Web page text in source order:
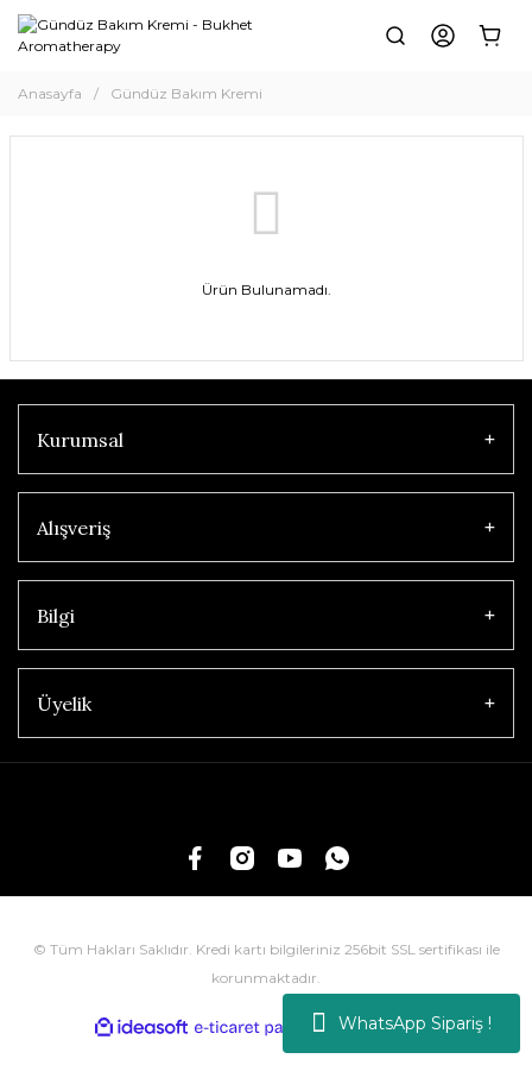
WhatsApp Sipariş !
Anasayfa Gündüz Bakım Kremi
Ürün Bulunamadı.
Kurumsal
Alışveriş
Bilgi
Üyelik
© Tüm Hakları Saklıdır. Kredi kartı bilgileriniz 256bit SSL sertifikası ile
korunmaktadır.
ideasoft
e-
ticaret
ile